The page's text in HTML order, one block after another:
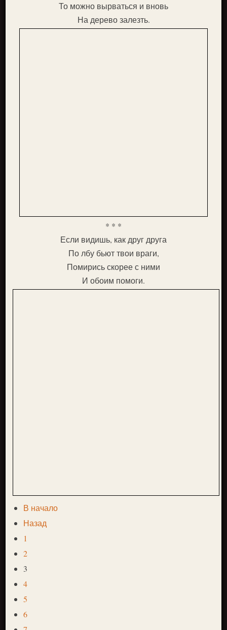
То можно вырваться и вновь
На дерево залезть.
* * *
Если видишь, как друг друга
По лбу бьют твои враги,
Помирись скорее с ними
И обоим помоги.
В начало
Назад
1
2
3
4
5
6